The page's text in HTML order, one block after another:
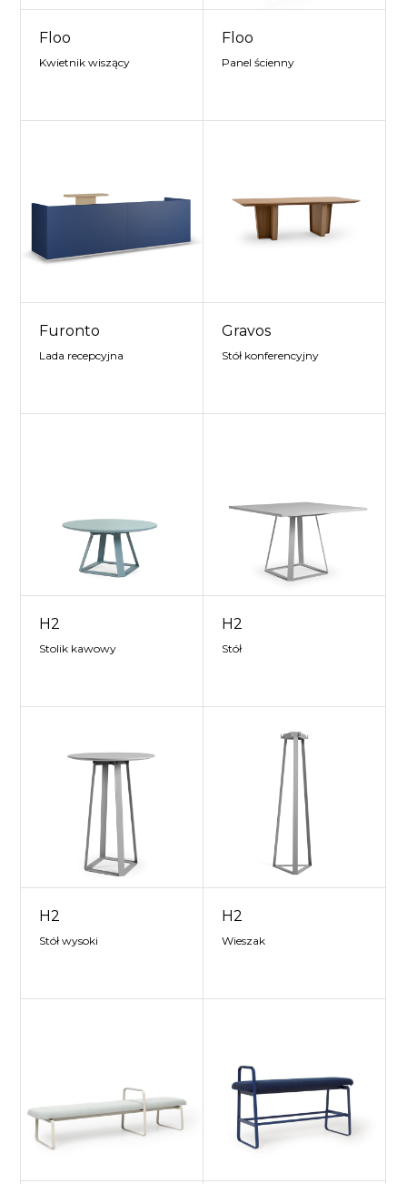
Floo
Kwietnik wiszący
Floo
Panel ścienny
Furonto
Lada recepcyjna
Gravos
Stół konferencyjny
H2
Stolik kawowy
H2
Stół
H2
Stół wysoki
H2
Wieszak